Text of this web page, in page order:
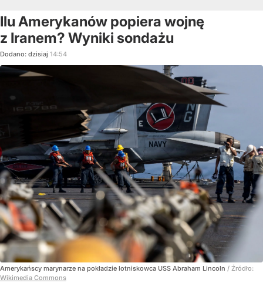
Ilu Amerykanów popiera wojnę
z Iranem? Wyniki sondażu
Dodano: dzisiaj 14:54
Amerykańscy marynarze na pokładzie lotniskowca USS Abraham Lincoln / Źródło:
Wikimedia Commons